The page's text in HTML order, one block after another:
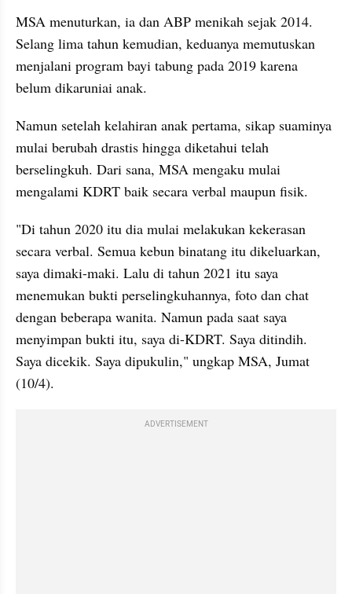
MSA menuturkan, ia dan ABP menikah sejak 2014.
Selang lima tahun kemudian, keduanya memutuskan
menjalani program bayi tabung pada 2019 karena
belum dikaruniai anak.
Namun setelah kelahiran anak pertama, sikap suaminya
mulai berubah drastis hingga diketahui telah
berselingkuh. Dari sana, MSA mengaku mulai
mengalami KDRT baik secara verbal maupun fisik.
"Di tahun 2020 itu dia mulai melakukan kekerasan
secara verbal. Semua kebun binatang itu dikeluarkan,
saya dimaki-maki. Lalu di tahun 2021 itu saya
menemukan bukti perselingkuhannya, foto dan chat
dengan beberapa wanita. Namun pada saat saya
menyimpan bukti itu, saya di-KDRT. Saya ditindih.
Saya dicekik. Saya dipukulin," ungkap MSA, Jumat
(10/4).
ADVERTISEMENT